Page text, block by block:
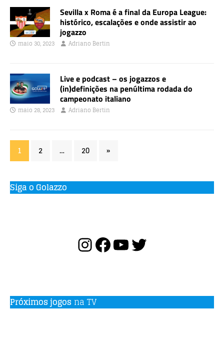
Sevilla x Roma é a final da Europa League:
histórico, escalações e onde assistir ao
jogazzo
maio 30, 2023 Adriano Bertin
Live e podcast – os jogazzos e
(in)definições na penúltima rodada do
campeonato italiano
maio 28, 2023 Adriano Bertin
1 2 … 20 »
Siga o Golazzo
Próximos jogos na TV